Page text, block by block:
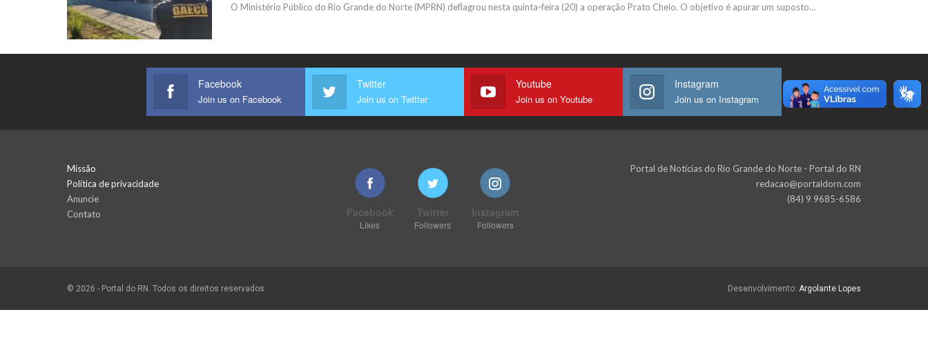
O Ministério Público do Rio Grande do Norte (MPRN) deflagrou nesta quinta-feira (20) a operação Prato Cheio. O objetivo é apurar um suposto…
Facebook
Join us on Facebook
Twitter
Join us on Twitter
Youtube
Join us on Youtube
Instagram
Join us on Instagram
Missão
Política de privacidade
Anuncie
Contato
Facebook
Likes
Twitter
Followers
Instagram
Followers
Portal de Notícias do Rio Grande do Norte - Portal do RN
redacao@portaldorn.com
(84) 9 9685-6586
© 2026 - Portal do RN. Todos os direitos reservados. Desenvolvimento: Argolante Lopes